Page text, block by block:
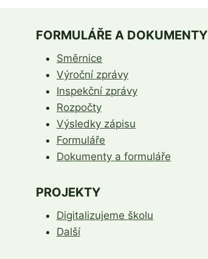
FORMULÁŘE A DOKUMENTY
Směrnice
Výroční zprávy
Inspekční zprávy
Rozpočty
Výsledky zápisu
Formuláře
Dokumenty a formuláře
PROJEKTY
Digitalizujeme školu
Další